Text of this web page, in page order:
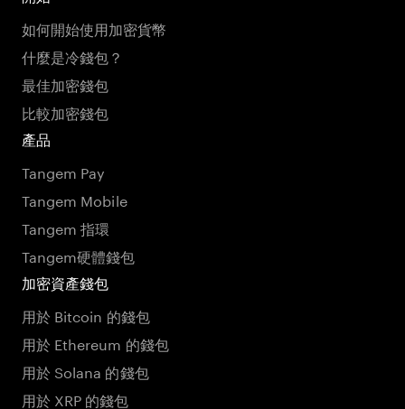
如何開始使用加密貨幣
什麼是冷錢包？
最佳加密錢包
比較加密錢包
產品
Tangem Pay
Tangem Mobile
Tangem 指環
Tangem硬體錢包
加密資產錢包
用於 Bitcoin 的錢包
用於 Ethereum 的錢包
用於 Solana 的錢包
用於 XRP 的錢包